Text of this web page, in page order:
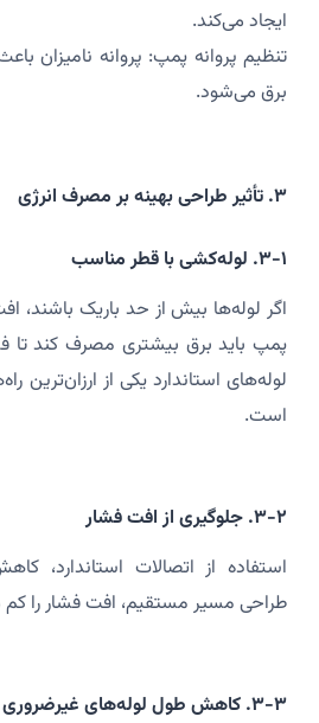
ایجاد می‌کند.
تنظیم پروانه پمپ: پروانه نامیزان
برق می‌شود.
۳. تأثیر طراحی بهینه بر مصرف انرژی
۳-۱. لوله‌کشی با قطر مناسب
اگر لوله‌ها بیش از حد باریک باشند،
پمپ باید برق بیشتری مصرف کند تا
لوله‌های استاندارد یکی از
است.
۳-۲. جلوگیری از افت فشار
استفاده از اتصالات استاندارد،
طراحی مسیر مستقیم، افت فشار را کم
۳-۳. کاهش طول لوله‌های غیرضروری